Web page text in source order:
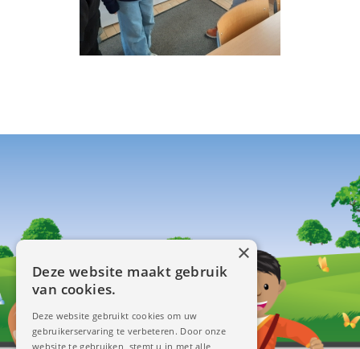
×
Deze website maakt gebruik
van cookies.
Deze website gebruikt cookies om uw
gebruikerservaring te verbeteren. Door onze
website te gebruiken, stemt u in met alle